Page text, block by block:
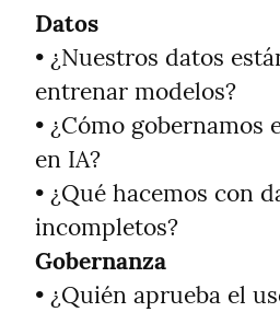
Datos
• ¿Nuestros datos
entrenar modelos?
• ¿Cómo gobernamos
en IA?
• ¿Qué hacemos con
Gobernanza
• ¿Quién aprueba el